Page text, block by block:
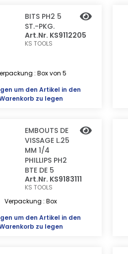
BITS PH2 5
ST.-PKG.
Art.Nr. KS9112205
KS TOOLS
: Box von 5
um den Artikel in den
zu legen
EMBOUTS DE
VISSAGE L.25
MM 1/4
PHILLIPS PH2
BTE DE 5
Art.Nr. KS9183111
KS TOOLS
Verpackung : Box
um den Artikel in den
zu legen